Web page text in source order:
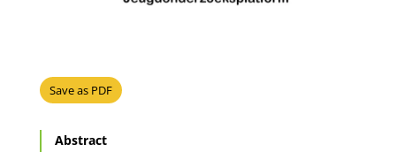
Save as PDF
Abstract